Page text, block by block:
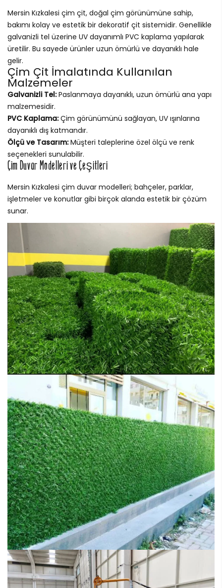
Mersin Kızkalesi çim çit, doğal çim görünümüne sahip,
bakımı kolay ve estetik bir dekoratif çit sistemidir. Genellikle
galvanizli tel üzerine UV dayanımlı PVC kaplama yapılarak
üretilir. Bu sayede ürünler uzun ömürlü ve dayanıklı hale
gelir.
Çim Çit İmalatında Kullanılan
Malzemeler
Galvanizli Tel:Paslanmaya dayanıklı, uzun ömürlü ana yapı
malzemesidir.
PVC Kaplama:Çim görünümünü sağlayan, UV ışınlarına
dayanıklı dış katmandır.
Ölçü ve Tasarım:Müşteri taleplerine özel ölçü ve renk
seçenekleri sunulabilir.
Çim Duvar Modelleri ve Çeşitleri
Mersin Kızkalesi çim duvar modelleri; bahçeler, parklar,
işletmeler ve konutlar gibi birçok alanda estetik bir çözüm
sunar.